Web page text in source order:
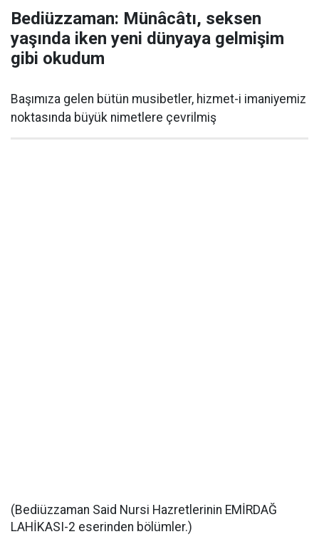
Bediüzzaman: Münâcâtı, seksen
yaşında iken yeni dünyaya gelmişim
gibi okudum
Başımıza gelen bütün musibetler, hizmet-i imaniyemiz
noktasında büyük nimetlere çevrilmiş
(Bediüzzaman Said Nursi Hazretlerinin EMİRDAĞ
LAHİKASI-2 eserinden bölümler.)